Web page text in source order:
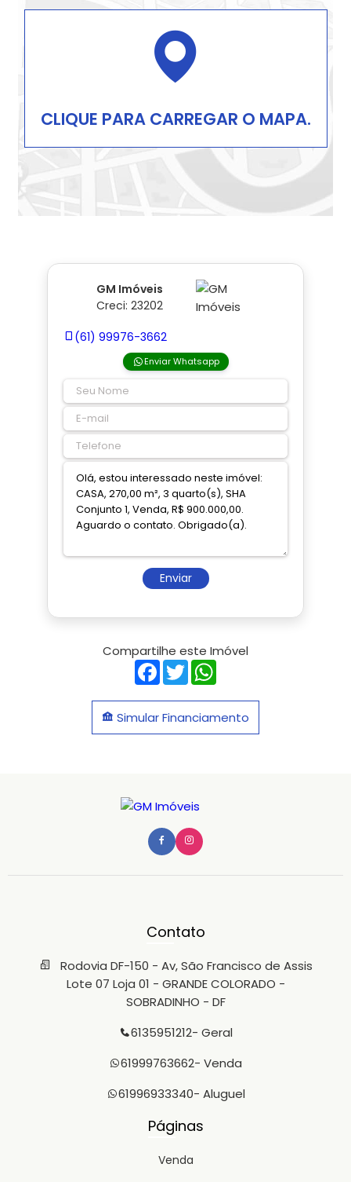
CLIQUE PARA CARREGAR O MAPA.
GM Imóveis
Creci: 23202
(61) 99976-3662
Enviar Whatsapp
Enviar
Compartilhe este Imóvel
Facebook
Twitter
Simular Financiamento
Contato
Rodovia DF-150 - Av, São Francisco de Assis
Lote 07 Loja 01 - GRANDE COLORADO -
SOBRADINHO - DF
6135951212- Geral
61999763662- Venda
61996933340- Aluguel
Páginas
Venda